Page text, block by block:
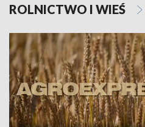
ROLNICTWO I WIEŚ